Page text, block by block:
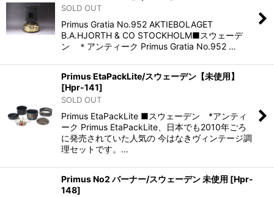
SOLD OUT
Primus Gratia No.952 AKTIEBOLAGET
B.A.HJORTH & CO STOCKHOLM■スウェーデ
ン ＊アンティーク Primus Gratia No.952 …
Primus EtaPackLite/スウェーデン【未使用】
[Hpr-141]
SOLD OUT
Primus EtaPackLite ■スウェーデン *アンティ
ーク Primus EtaPackLite、日本でも2010年ごろ
に発売されていた人気の 今はなきヴィンテージ調
理セットです。…
Primus No2 バーナー/スウェーデン 未使用 [Hpr-
148]